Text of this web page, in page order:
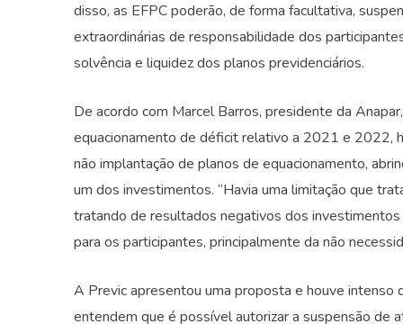
disso, as EFPC poderão, de forma facultativa,
extraordinárias de responsabilidade dos
solvência e liquidez dos planos previdenciários.
De acordo com Marcel Barros, presidente da
equacionamento de déficit relativo a 2021 e 2022,
não implantação de planos de equacionamento,
um dos investimentos. “Havia uma limitação que
tratando de resultados negativos dos
para os participantes, principalmente da não
A Previc apresentou uma proposta e houve
entendem que é possível autorizar a suspensão de